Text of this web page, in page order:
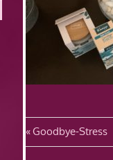
Vorheriger
Beitrag:
Goodbye-Stress